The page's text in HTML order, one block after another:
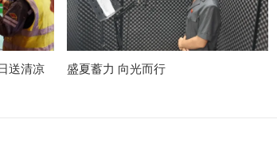
送清凉
盛夏蓄力 向光而行